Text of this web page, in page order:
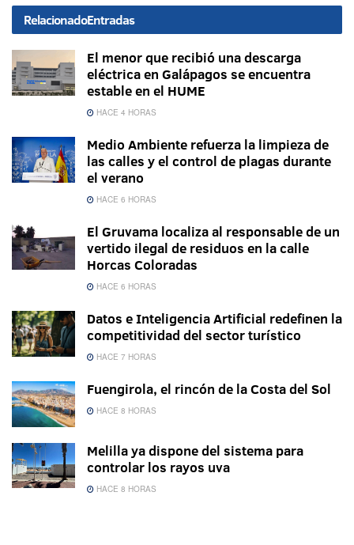
RelacionadoEntradas
El menor que recibió una descarga
eléctrica en Galápagos se encuentra
estable en el HUME
HACE 4 HORAS
Medio Ambiente refuerza la limpieza de
las calles y el control de plagas durante
el verano
HACE 6 HORAS
El Gruvama localiza al responsable de un
vertido ilegal de residuos en la calle
Horcas Coloradas
HACE 6 HORAS
Datos e Inteligencia Artificial redefinen la
competitividad del sector turístico
HACE 7 HORAS
Fuengirola, el rincón de la Costa del Sol
HACE 8 HORAS
Melilla ya dispone del sistema para
controlar los rayos uva
HACE 8 HORAS